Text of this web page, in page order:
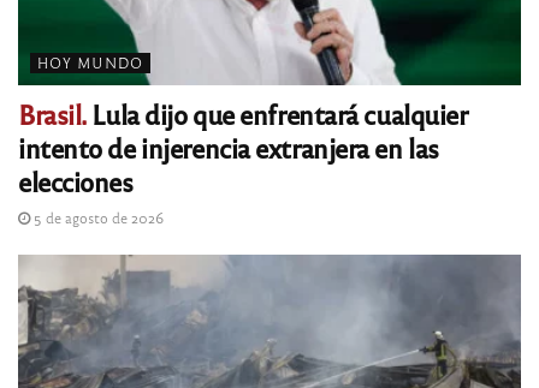
HOY MUNDO
Brasil.Lula dijo que enfrentará cualquier
intento de injerencia extranjera en las
elecciones
5 de agosto de 2026